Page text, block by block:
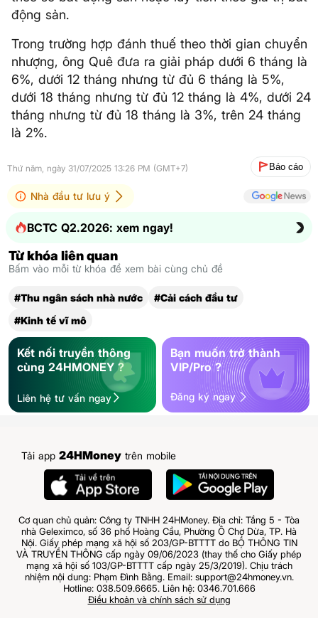
động sản.
Trong trường hợp đánh thuế theo thời gian chuyển
nhượng, ông Quê đưa ra giải pháp dưới 6 tháng là
6%, dưới 12 tháng nhưng từ đủ 6 tháng là 5%,
dưới 18 tháng nhưng từ đủ 12 tháng là 4%, dưới 24
tháng nhưng từ đủ 18 tháng là 3%, trên 24 tháng
là 2%.
Thứ năm, ngày 31/07/2025 13:26 PM (GMT+7) Báo cáo
Nhà đầu tư lưu ý
BCTC Q2.2026: xem ngay!
Từ khóa liên quan
Bấm vào mỗi từ khóa để xem bài cùng chủ đề
#Thu ngân sách nhà nước
#Cải cách đầu tư
#Kinh tế vĩ mô
Kết nối truyền thông
cùng 24HMONEY ?
Liên hệ tư vấn ngay
Bạn muốn trở thành
VIP/Pro ?
Đăng ký ngay
Tải app 24HMoney trên mobile
Cơ quan chủ quản: Công ty TNHH 24HMoney. Địa chỉ: Tầng 5 - Tòa
nhà Geleximco, số 36 phố Hoàng Cầu, Phường Ô Chợ Dừa, TP. Hà
Nội. Giấy phép mạng xã hội số 203/GP-BTTTT do BỘ THÔNG TIN
VÀ TRUYỀN THÔNG cấp ngày 09/06/2023 (thay thế cho Giấy phép
mạng xã hội số 103/GP-BTTTT cấp ngày 25/3/2019). Chịu trách
nhiệm nội dung: Phạm Đình Bằng. Email: support@24hmoney.vn.
Hotline: 038.509.6665. Liên hệ: 0346.701.666
Điều khoản và chính sách sử dụng